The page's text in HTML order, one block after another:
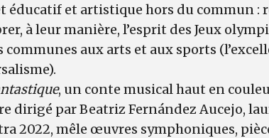
et artistique hors du commun :
à leur manière, l’esprit des Jeux
communes aux arts et aux sports
, un conte musical haut en
dirigé par Beatriz Fernández Aucejo,
2022, mêle œuvres symphoniques,